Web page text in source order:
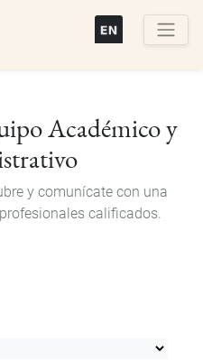
Académico y
y comunícate con una
calificados.